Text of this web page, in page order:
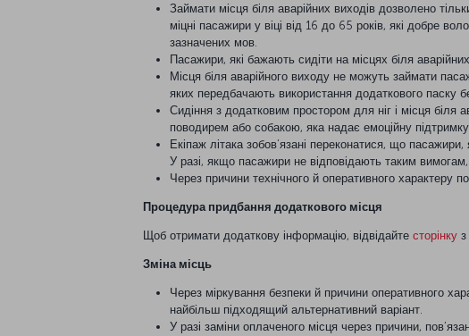
Займати місця біля аварійних виходів дозволено
міцні пасажири у віці від 16 до 65 років, які добре
зазначених мов.
Пасажири, які бажають сидіти на місцях біля
Місця біля аварійного виходу не можуть займати
яких передбачають використання додаткового паску
Сидіння з додатковим простором для ніг і місця
поводирем або собакою, яка надає емоційну
Екіпаж літака зобов’язані переконатися, що
У разі, якщо пасажири не відповідають таким
Через причини технічного й оперативного характеру
Процедура придбання додаткового місця
Щоб отримати додаткову інформацію, відвідайте сторінку
Зміна місць
Через міркування безпеки й причини оперативного
найбільш підходящий альтернативний варіант.
У разі заміни оплаченого місця через причини,